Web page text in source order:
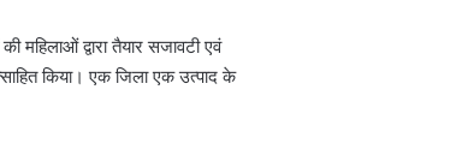
महिलाओं द्वारा तैयार सजावटी एवं
किया। एक जिला एक उत्पाद के